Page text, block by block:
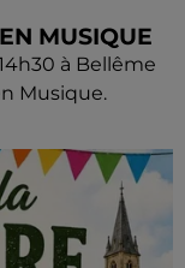
MUSIQUE
à Bellême
Musique.